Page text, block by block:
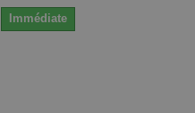
Immédiate